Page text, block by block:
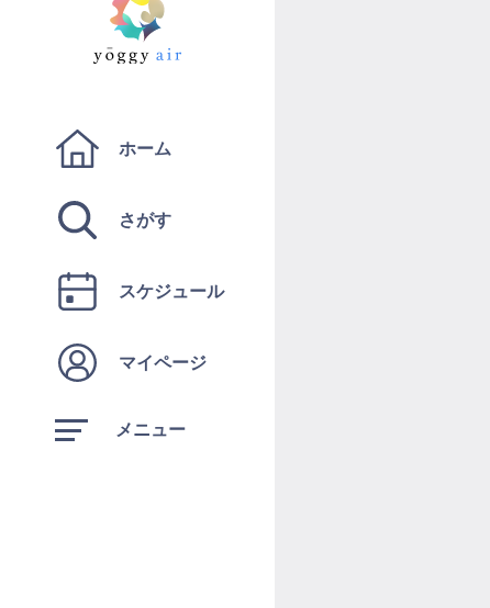
ホーム
さがす
スケジュール
マイページ
メニュー